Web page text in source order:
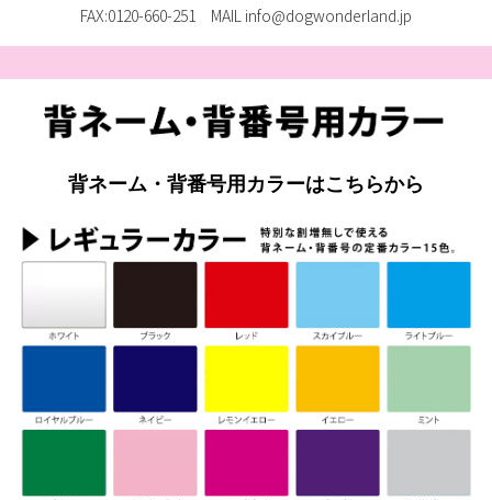
FAX:0120-660-251 MAIL info@dogwonderland.jp
背ネーム・背番号用カラーはこちらから